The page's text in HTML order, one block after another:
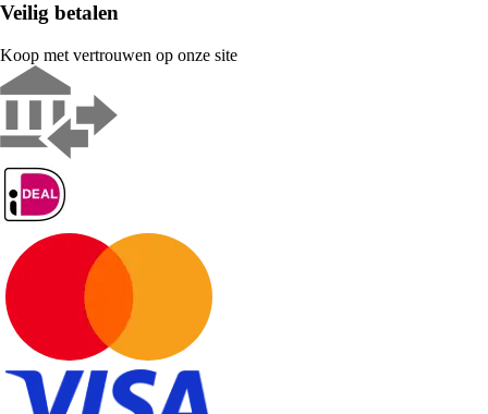
Veilig betalen
Koop met vertrouwen op onze site